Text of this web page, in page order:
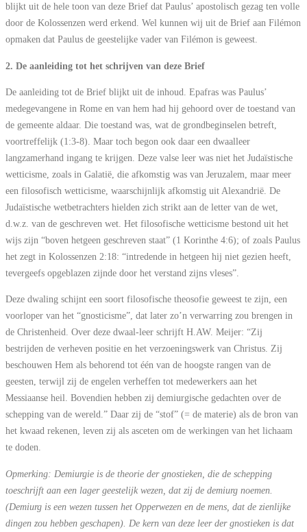
blijkt uit de hele toon van deze Brief dat Paulus’ apostolisch gezag ten volle
door de Kolossenzen werd erkend. Wel kunnen wij uit de Brief aan Filémon
opmaken dat Paulus de geestelijke vader van Filémon is geweest.
2. De aanleiding tot het schrijven van deze Brief
De aanleiding tot de Brief blijkt uit de inhoud. Epafras was Paulus’
medegevangene in Rome en van hem had hij gehoord over de toestand van
de gemeente aldaar. Die toestand was, wat de grondbeginselen betreft,
voortreffelijk (1:3-8). Maar toch begon ook daar een dwaalleer
langzamerhand ingang te krijgen. Deze valse leer was niet het Judaïstische
wetticisme, zoals in Galatië, die afkomstig was van Jeruzalem, maar meer
een filosofisch wetticisme, waarschijnlijk afkomstig uit Alexandrië. De
Judaïstische wetbetrachters hielden zich strikt aan de letter van de wet,
d.w.z. van de geschreven wet. Het filosofische wetticisme bestond uit het
wijs zijn “boven hetgeen geschreven staat” (1 Korinthe 4:6); of zoals Paulus
het zegt in Kolossenzen 2:18: “intredende in hetgeen hij niet gezien heeft,
tevergeefs opgeblazen zijnde door het verstand zijns vleses”.
Deze dwaling schijnt een soort filosofische theosofie geweest te zijn, een
voorloper van het “gnosticisme”, dat later zo’n verwarring zou brengen in
de Christenheid. Over deze dwaal-leer schrijft H.AW. Meijer: “Zij
bestrijden de verheven positie en het verzoeningswerk van Christus. Zij
beschouwen Hem als behorend tot één van de hoogste rangen van de
geesten, terwijl zij de engelen verheffen tot medewerkers aan het
Messiaanse heil. Bovendien hebben zij demiurgische gedachten over de
schepping van de wereld.” Daar zij de “stof” (= de materie) als de bron van
het kwaad rekenen, leven zij als asceten om de werkingen van het lichaam
te doden.
Opmerking: Demiurgie is de theorie der gnostieken, die de schepping
toeschrijft aan een lager geestelijk wezen, dat zij de demiurg noemen.
(Demiurg is een wezen tussen het Opperwezen en de mens, dat de zienlijke
dingen zou hebben geschapen). De kern van deze leer der gnostieken is dat